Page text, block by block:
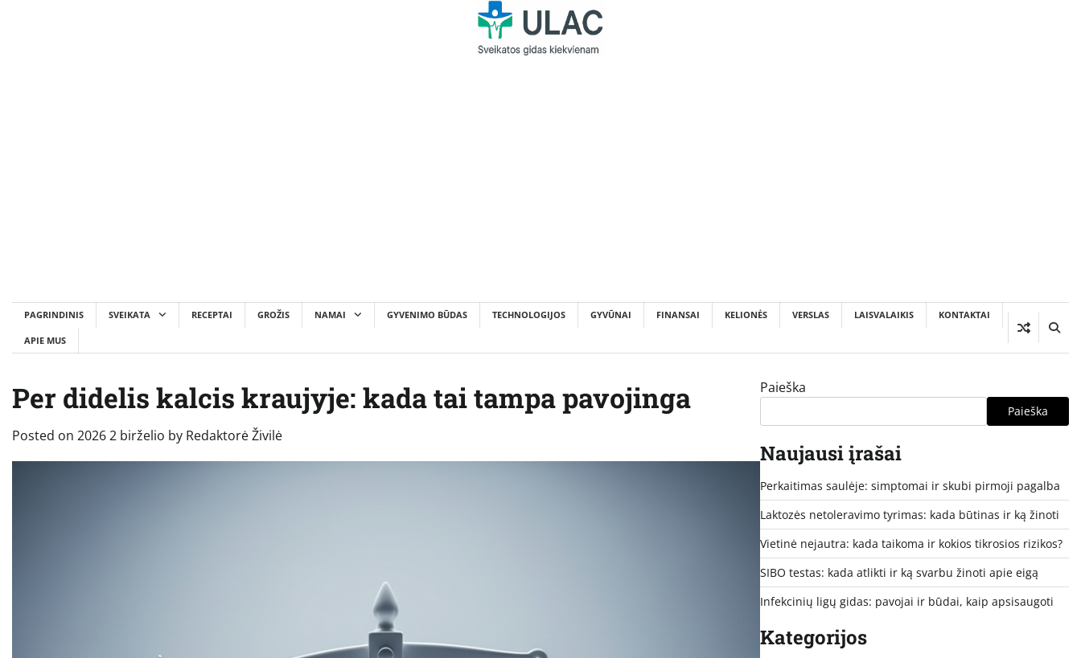
PAGRINDINIS SVEIKATA RECEPTAI GROŽIS NAMAI GYVENIMO BŪDAS TECHNOLOGIJOS GYVŪNAI FINANSAI KELIONĖS VERSLAS LAISVALAIKIS KONTAKTAI
APIE MUS
Per didelis kalcis kraujyje: kada tai tampa pavojinga
Posted on 2026 2 birželio by Redaktorė Živilė
Paieška
Paieška
Naujausi įrašai
Perkaitimas saulėje: simptomai ir skubi pirmoji pagalba
Laktozės netoleravimo tyrimas: kada būtinas ir ką žinoti
Vietinė nejautra: kada taikoma ir kokios tikrosios rizikos?
SIBO testas: kada atlikti ir ką svarbu žinoti apie eigą
Infekcinių ligų gidas: pavojai ir būdai, kaip apsisaugoti
Kategorijos